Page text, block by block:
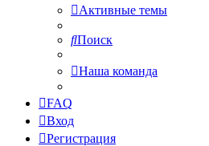
Активные темы
Поиск
Наша команда
FAQ
Вход
Регистрация